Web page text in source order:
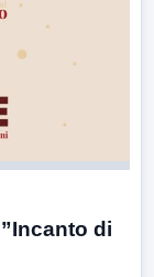
di